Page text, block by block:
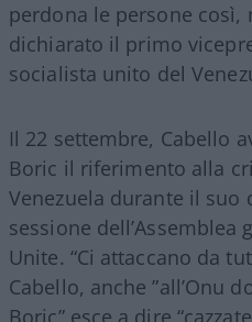
perdona le persone così,
dichiarato il primo
socialista unito del
Il 22 settembre, Cabello
Boric il riferimento alla
Venezuela durante il suo
sessione dell’Assemblea
Unite. “Ci attaccano da
Cabello, anche ”all’Onu
Boric” esce a dire